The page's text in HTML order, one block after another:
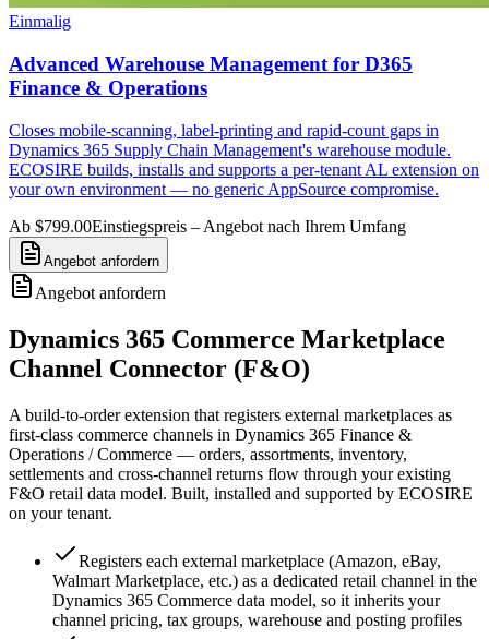
Einmalig
Advanced Warehouse Management for D365
Finance & Operations
Closes mobile-scanning, label-printing and rapid-count gaps in
Dynamics 365 Supply Chain Management's warehouse module.
ECOSIRE builds, installs and supports a per-tenant AL extension on
your own environment — no generic AppSource compromise.
Ab $799.00Einstiegspreis – Angebot nach Ihrem Umfang
Angebot anfordern
Angebot anfordern
Dynamics 365 Commerce Marketplace
Channel Connector (F&O)
A build-to-order extension that registers external marketplaces as
first-class commerce channels in Dynamics 365 Finance &
Operations / Commerce — orders, assortments, inventory,
settlements and cross-channel returns flow through your existing
F&O retail data model. Built, installed and supported by ECOSIRE
on your tenant.
Registers each external marketplace (Amazon, eBay,
Walmart Marketplace, etc.) as a dedicated retail channel in the
Dynamics 365 Commerce data model, so it inherits your
channel pricing, tax groups, warehouse and posting profiles